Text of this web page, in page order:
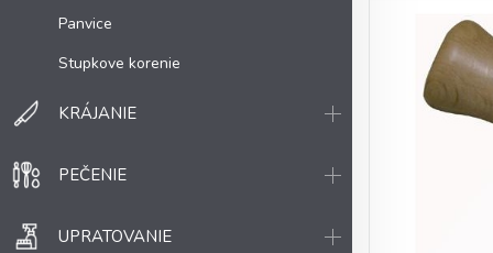
Panvice
Stupkove korenie
KRÁJANIE
PEČENIE
UPRATOVANIE